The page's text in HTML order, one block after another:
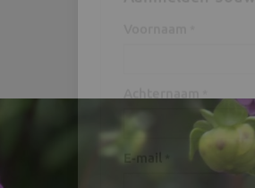
Aanmelden
*